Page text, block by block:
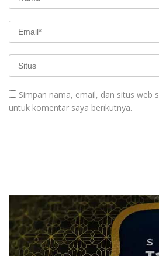
Simpan nama, email, dan situs web
untuk komentar saya berikutnya.